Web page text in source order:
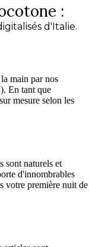
:
d'Italie.
main par nos
En tant que
mesure selon les
sont naturels et
d'innombrables
votre première nuit de